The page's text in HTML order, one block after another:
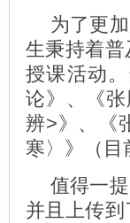
为了更
生秉持着
授课活动
论》、《
辨>》、《
寒〉》（目
值得一
并且上传